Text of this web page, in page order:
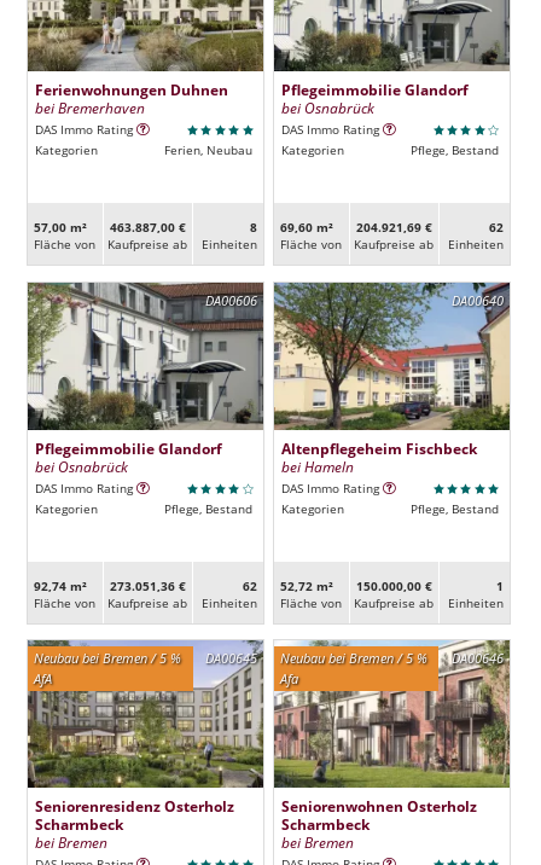
Ferienwohnungen Duhnen
bei Bremerhaven
DAS Immo Rating
Kategorien
Ferien, Neubau
57,00 m²
Fläche von
463.887,00 €
Kaufpreise ab
8
Ein­heiten
Pflegeimmobilie Glandorf
bei Osnabrück
DAS Immo Rating
Kategorien
Pflege, Bestand
69,60 m²
Fläche von
204.921,69 €
Kaufpreise ab
62
Ein­heiten
DA00606
Pflegeimmobilie Glandorf
bei Osnabrück
DAS Immo Rating
Kategorien
Pflege, Bestand
92,74 m²
Fläche von
273.051,36 €
Kaufpreise ab
62
Ein­heiten
DA00640
Altenpflegeheim Fischbeck
bei Hameln
DAS Immo Rating
Kategorien
Pflege, Bestand
52,72 m²
Fläche von
150.000,00 €
Kaufpreise ab
1
Ein­heiten
DA00645
Neubau bei Bremen / 5 %
AfA
Seniorenresidenz Osterholz
Scharmbeck
bei Bremen
DA00646
Neubau bei Bremen / 5 %
Afa
Seniorenwohnen Osterholz
Scharmbeck
bei Bremen